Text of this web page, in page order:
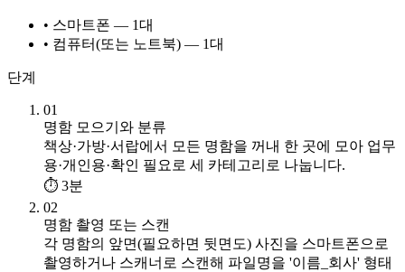
• 스마트폰 — 1대
• 컴퓨터(또는 노트북) — 1대
단계
01
명함 모으기와 분류
책상·가방·서랍에서 모든 명함을 꺼내 한 곳에 모아 업무
용·개인용·확인 필요로 세 카테고리로 나눕니다.
⏱ 3분
02
명함 촬영 또는 스캔
각 명함의 앞면(필요하면 뒷면도) 사진을 스마트폰으로
촬영하거나 스캐너로 스캔해 파일명을 '이름_회사' 형태